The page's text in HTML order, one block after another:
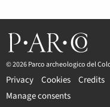
© 2026 Parco archeologico del
Privacy Cookies
Credits
Manage consents